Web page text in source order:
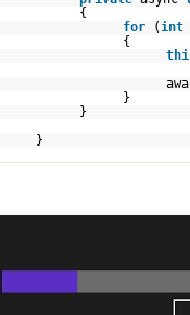
{
for (int
{
}
}
}